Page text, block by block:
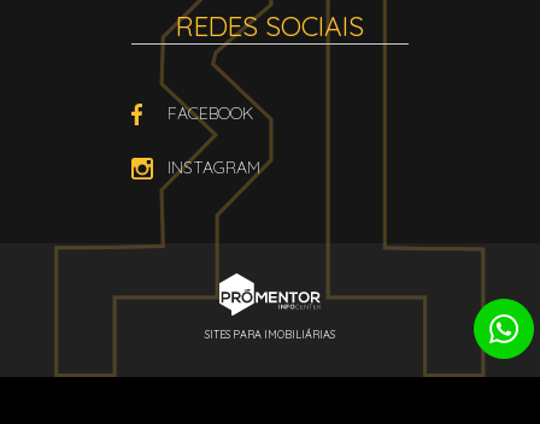
REDES SOCIAIS
FACEBOOK
INSTAGRAM
SITES PARA IMOBILIÁRIAS